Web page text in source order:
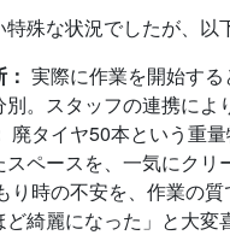
殊な状況でしたが、以
実際に作業を開始す
。スタッフの連携によ
廃タイヤ50本という重
ペースを、一気にクリ
り時の不安を、作業の
綺麗になった」と大変